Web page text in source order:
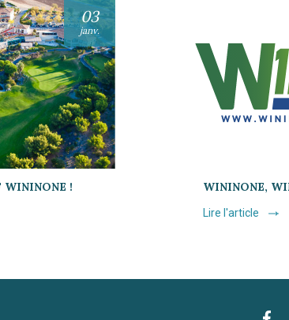
03
janv.
WININONE ! WININONE,
Lire l'article